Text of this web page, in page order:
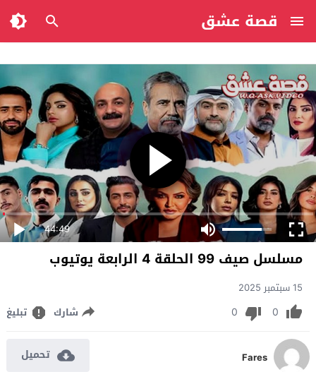
قصة عشق
44:49
مسلسل صيف 99 الحلقة 4 الرابعة يوتيوب
15 سبتمبر 2025
0
0 شارك تبليغ
Fares تحميل